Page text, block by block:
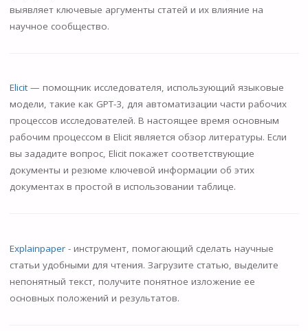
выявляет ключевые аргументы статей и их влияние на
научное сообщество.
Elicit— помощник исследователя, использующий языковые
модели, такие как GPT-3, для автоматизации части рабочих
процессов исследователей. В настоящее время основным
рабочим процессом в Elicit является обзор литературы. Если
вы зададите вопрос, Elicit покажет соответствующие
документы и резюме ключевой информации об этих
документах в простой в использовании таблице.
Explainpaper - инструмент, помогающий сделать научные
статьи удобными для чтения. Загрузите статью, выделите
непонятный текст, получите понятное изложение ее
основных положений и результатов.